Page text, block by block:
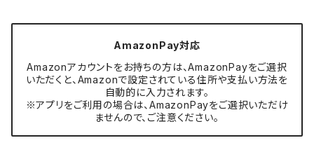
AmazonPay対応
Amazonアカウントをお持ちの方は、AmazonPayをご選択
いただくと、Amazonで設定されている住所や支払い方法を
自動的に入力されます。
※アプリをご利用の場合は、AmazonPayをご選択いただけ
ませんので、ご注意ください。